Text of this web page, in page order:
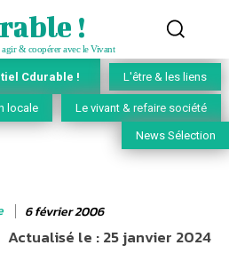
!
& coopérer avec le Vivant
Cdurable ! L'être & les liens
locale Le vivant & refaire société
News Sélection
6 février 2006
Actualisé le :25 janvier 2024